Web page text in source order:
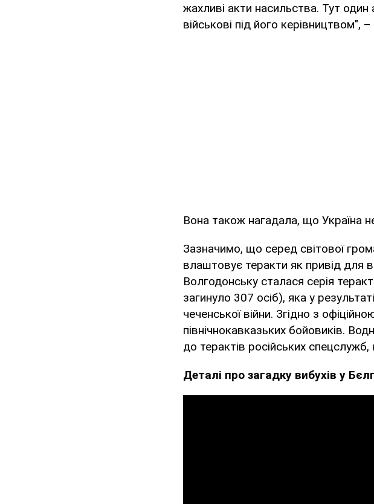
жахливі акти насильства. Тут один
військові під його керівництвом",
Вона також нагадала, що Україна
Зазначимо, що серед світової
влаштовує теракти як привід для
Волгодонську сталася серія
загинуло 307 осіб), яка у
чеченської війни. Згідно з
північнокавказьких бойовиків.
до терактів російських
Деталі про загадку вибухів у